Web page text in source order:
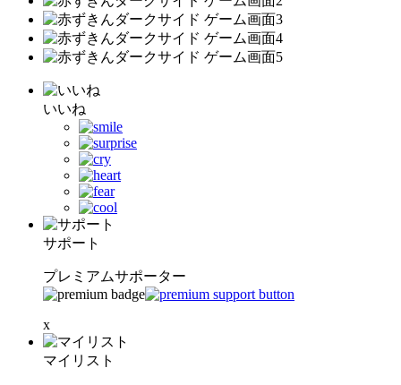
いいね
サポート
プレミアムサポーター
x
マイリスト